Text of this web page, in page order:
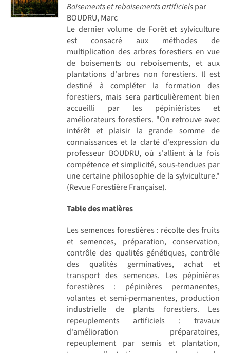
Boisements et reboisements artificielspar
BOUDRU, Marc
Le dernier volume de Forêt et sylviculture
est consacré aux méthodes de
multiplication des arbres forestiers en vue
de boisements ou reboisements, et aux
plantations d'arbres non forestiers. Il est
destiné à compléter la formation des
forestiers, mais sera particulièrement bien
accueilli par les pépiniéristes et
améliorateurs forestiers. "On retrouve avec
intérêt et plaisir la grande somme de
connaissances et la clarté d'expression du
professeur BOUDRU, où s'allient à la fois
compétence et simplicité, sous-tendues par
une certaine philosophie de la sylviculture."
(Revue Forestière Française).
Table des matières
Les semences forestières : récolte des fruits
et semences, préparation, conservation,
contrôle des qualités génétiques, contrôle
des qualités germinatives, achat et
transport des semences. Les pépinières
forestières : pépinières permanentes,
volantes et semi-permanentes, production
industrielle de plants forestiers. Les
repeuplements artificiels : travaux
d'amélioration préparatoires,
repeuplement par semis et plantation,